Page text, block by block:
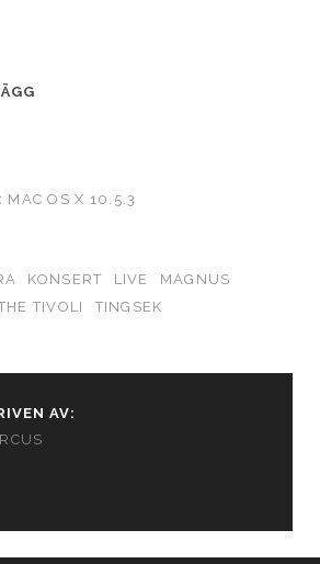
MAC OS X 10.5.3
KONSERT LIVE
MAGNUS
TIVOLI TINGSEK
AV: